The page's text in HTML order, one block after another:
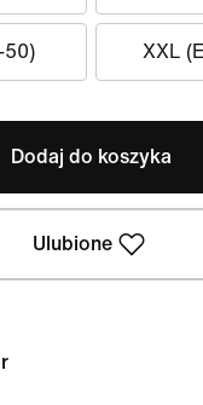
50) XXL
Dodaj do koszyka
Ulubione